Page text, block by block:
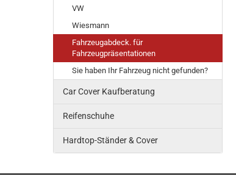
VW
Wiesmann
Fahrzeugabdeck. für
Fahrzeugpräsentationen
Sie haben Ihr Fahrzeug nicht gefunden?
Car Cover Kaufberatung
Reifenschuhe
Hardtop-Ständer & Cover